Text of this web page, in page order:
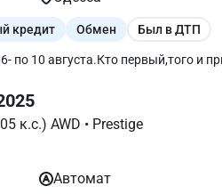
кредит Обмен Был в ДТП
10 августа.Кто первый,того и
ДЕТЕЙЛИНГА. ВНИМАНИЕ -
как у простых. МАШИНА БЕЗ
до замены ни грамма
НОВАЯ. ЗАМЕНЕНЫ ВСЕ
на 100
приобрести в ЛИЗИНГ на
VI поколение/250 • 2.8 D-4D AT (205 к.с.) AWD • Prestige
Автомат